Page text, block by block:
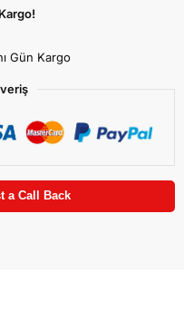
Gün Kargo
a Call Back